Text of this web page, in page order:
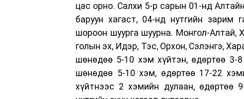
цас орно. Салхи 5-р сарын 01-нд
баруун хагаст, 04-нд нутгийн зарим
шороон шуурга шуурна. Монгол-Алтай,
голын эх, Идэр, Тэс, Орхон, Сэлэнгэ,
шөнөдөө 5-10 хэм хүйтэн, өдөртөө 3-
шөнөдөө 5-10 хэм, өдөртөө 17-22
хүйтнээс 2 хэмийн дулаан, өдөртөө